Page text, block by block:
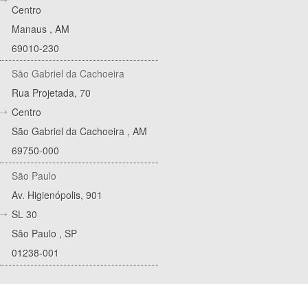
Centro
Manaus , AM
69010-230
São Gabriel da Cachoeira
Rua Projetada, 70
Centro
São Gabriel da Cachoeira , AM
69750-000
São Paulo
Av. Higienópolis, 901
SL 30
São Paulo , SP
01238-001